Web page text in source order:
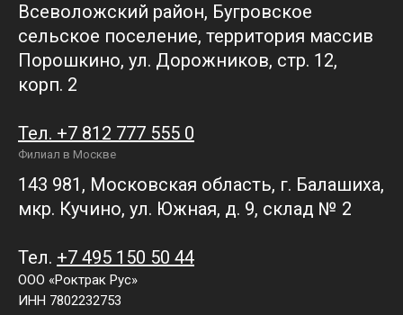
Всеволожский район, Бугровское
сельское поселение, территория массив
Порошкино, ул. Дорожников, стр. 12,
корп. 2
Тел. +7 812 777 555 0
Филиал в Москве
143 981, Московская область, г. Балашиха,
мкр. Кучино, ул. Южная, д. 9, склад № 2
Тел. +7 495 150 50 44
ООО «Роктрак Рус»
ИНН 7802232753